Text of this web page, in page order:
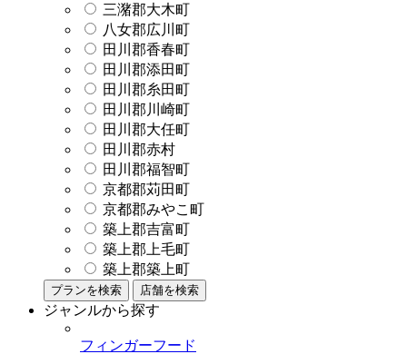
三潴郡大木町
八女郡広川町
田川郡香春町
田川郡添田町
田川郡糸田町
田川郡川崎町
田川郡大任町
田川郡赤村
田川郡福智町
京都郡苅田町
京都郡みやこ町
築上郡吉富町
築上郡上毛町
築上郡築上町
プランを検索 店舗を検索
ジャンルから探す
フィンガーフード